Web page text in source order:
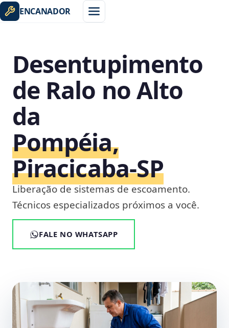
ENCANADOR
Desentupimento
de Ralo no Alto
da
Pompéia,
Piracicaba‑SP
Liberação de sistemas de escoamento.
Técnicos especializados próximos a você.
FALE NO WHATSAPP